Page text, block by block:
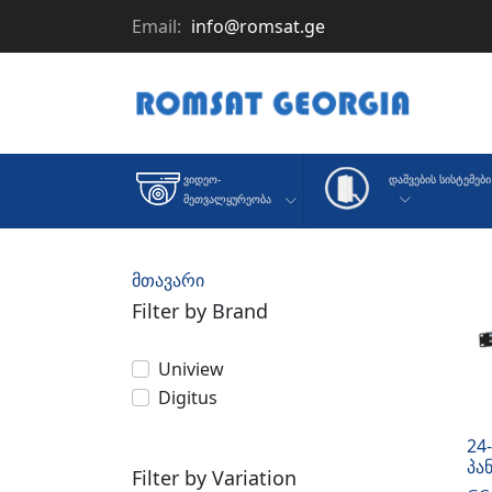
Email: info@romsat.ge
Ვიდეო-
Მეთვალყურეობა
Დაშვების Სისტემები
მთავარი
Filter by Brand
Uniview
Digitus
Filter by Variation